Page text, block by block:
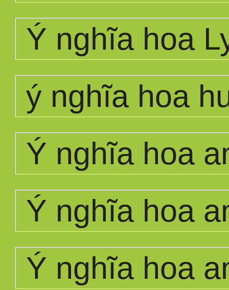
Ý nghĩa hoa
ý nghĩa hoa
Ý nghĩa hoa
Ý nghĩa hoa
Ý nghĩa hoa